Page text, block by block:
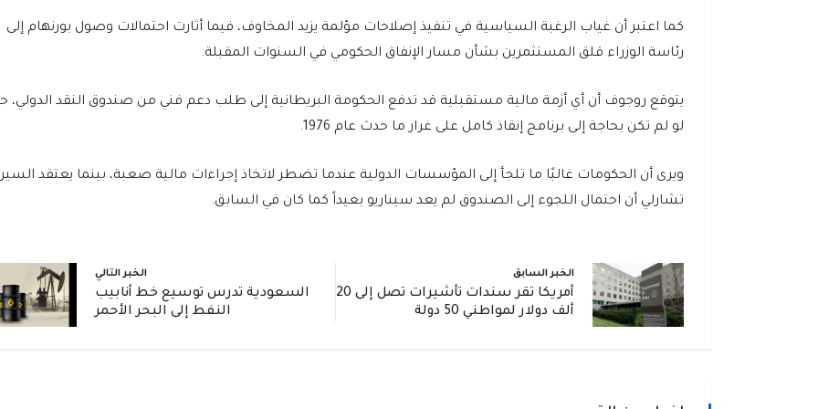
كما اعتبر أن غياب الرغبة السياسية في تنفيذ إصلاحات مؤلمة يزيد المخاوف، فيما أثارت احتمالات وصول بورنهام إلى
رئاسة الوزراء قلق المستثمرين بشأن مسار الإنفاق الحكومي في السنوات المقبلة.
يتوقع روجوف أن أي أزمة مالية مستقبلية قد تدفع الحكومة البريطانية إلى طلب دعم فني من صندوق النقد الدولي،
لو لم تكن بحاجة إلى برنامج إنقاذ كامل على غرار ما حدث عام 1976.
ويرى أن الحكومات غالبًا ما تلجأ إلى المؤسسات الدولية عندما تضطر لاتخاذ إجراءات مالية صعبة، بينما يعتقد السير
تشارلي أن احتمال اللجوء إلى الصندوق لم يعد سيناريو بعيداً كما كان في السابق.
الخبر السابق
أمريكا تقر سندات تأشيرات تصل إلى 20
ألف دولار لمواطني 50 دولة
الخبر التالي
السعودية تدرس توسيع خط أنابيب
النفط إلى البحر الأحمر